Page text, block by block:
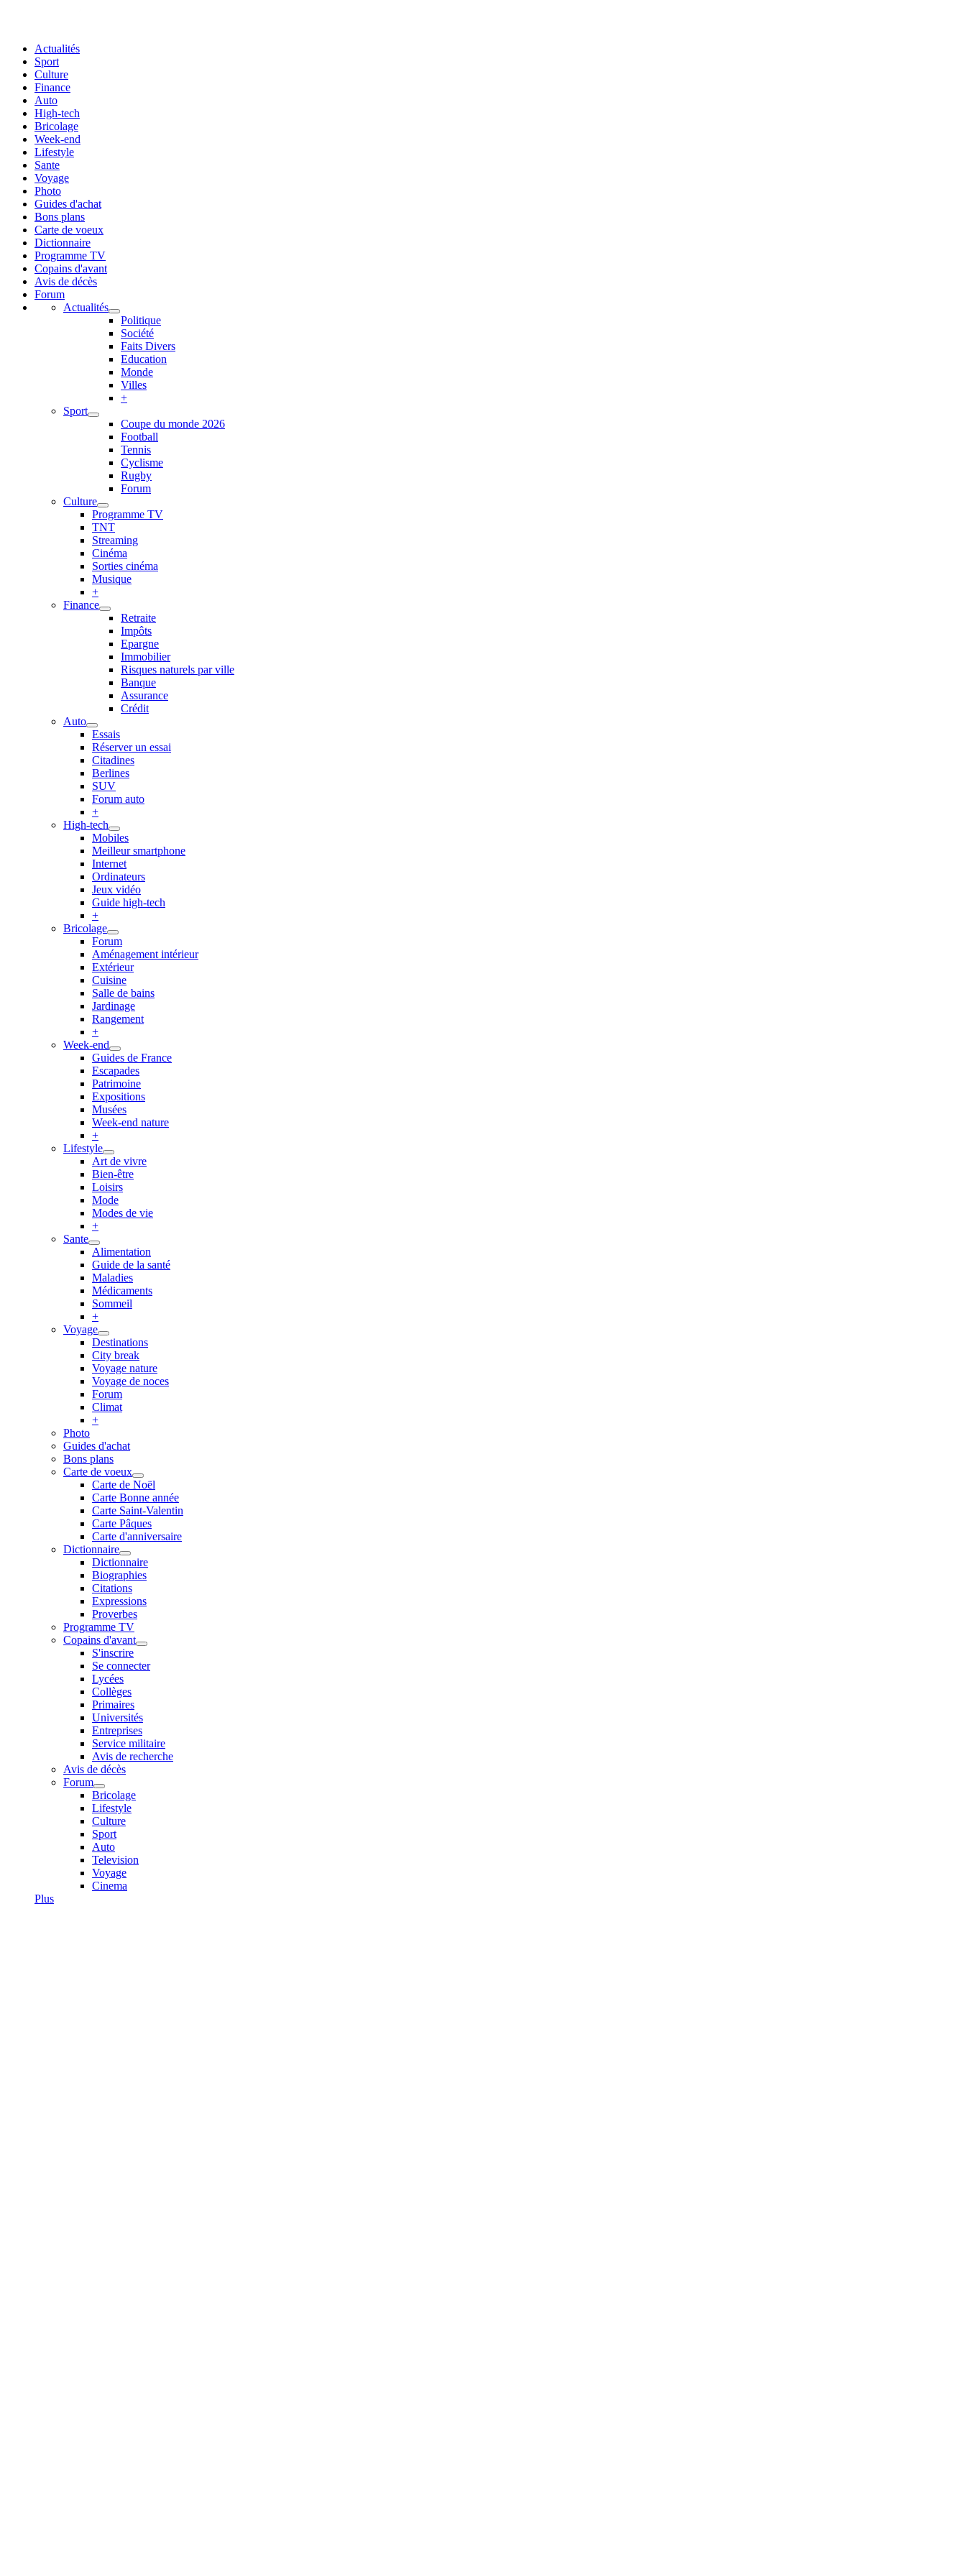
Actualités
Sport
Culture
Finance
Auto
High-tech
Bricolage
Week-end
Lifestyle
Sante
Voyage
Photo
Guides d'achat
Bons plans
Carte de voeux
Dictionnaire
Programme TV
Copains d'avant
Avis de décès
Forum
Actualités
Politique
Société
Faits Divers
Education
Monde
Villes
+
Sport
Coupe du monde 2026
Football
Tennis
Cyclisme
Rugby
Forum
Culture
Programme TV
TNT
Streaming
Cinéma
Sorties cinéma
Musique
+
Finance
Retraite
Impôts
Epargne
Immobilier
Risques naturels par ville
Banque
Assurance
Crédit
Auto
Essais
Réserver un essai
Citadines
Berlines
SUV
Forum auto
+
High-tech
Mobiles
Meilleur smartphone
Internet
Ordinateurs
Jeux vidéo
Guide high-tech
+
Bricolage
Forum
Aménagement intérieur
Extérieur
Cuisine
Salle de bains
Jardinage
Rangement
+
Week-end
Guides de France
Escapades
Patrimoine
Expositions
Musées
Week-end nature
+
Lifestyle
Art de vivre
Bien-être
Loisirs
Mode
Modes de vie
+
Sante
Alimentation
Guide de la santé
Maladies
Médicaments
Sommeil
+
Voyage
Destinations
City break
Voyage nature
Voyage de noces
Forum
Climat
+
Photo
Guides d'achat
Bons plans
Carte de voeux
Carte de Noël
Carte Bonne année
Carte Saint-Valentin
Carte Pâques
Carte d'anniversaire
Dictionnaire
Dictionnaire
Biographies
Citations
Expressions
Proverbes
Programme TV
Copains d'avant
S'inscrire
Se connecter
Lycées
Collèges
Primaires
Universités
Entreprises
Service militaire
Avis de recherche
Avis de décès
Forum
Bricolage
Lifestyle
Culture
Sport
Auto
Television
Voyage
Cinema
Plus